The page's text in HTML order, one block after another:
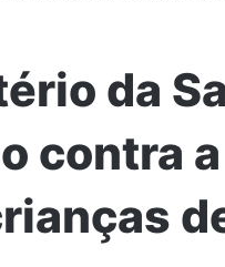
da
contra